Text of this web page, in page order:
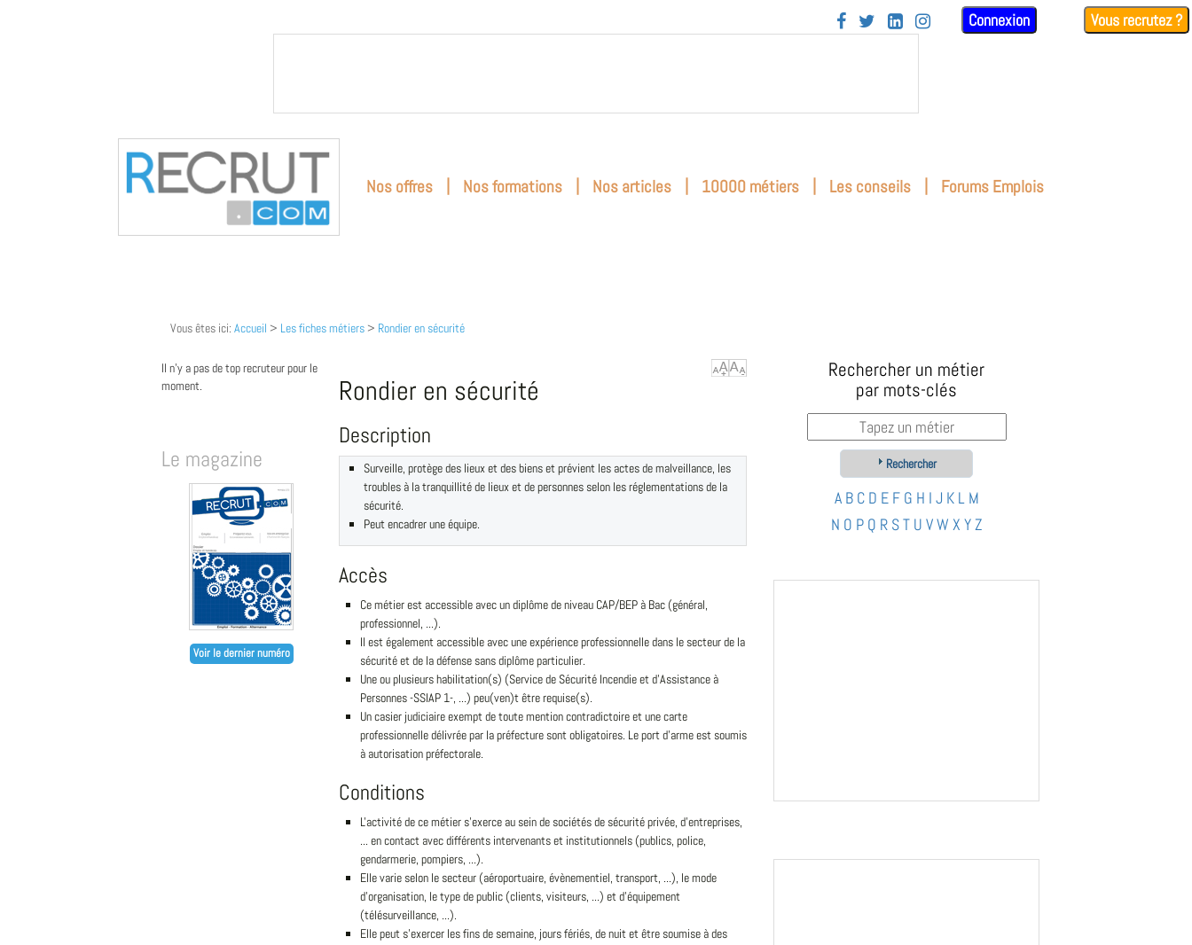
    Connexion Vous recrutez ?
Nos offres | Nos formations | Nos articles | 10000 métiers | Les conseils | Forums Emplois
Vous êtes ici: Accueil > Les fiches métiers > Rondier en sécurité
Il n'y a pas de top recruteur pour le
moment.
Le magazine
Voir le dernier numéro
Rondier en sécurité
Description
Surveille, protège des lieux et des biens et prévient les actes de malveillance, les
troubles à la tranquillité de lieux et de personnes selon les réglementations de la
sécurité.
Peut encadrer une équipe.
Accès
Ce métier est accessible avec un diplôme de niveau CAP/BEP à Bac (général,
professionnel, ...).
Il est également accessible avec une expérience professionnelle dans le secteur de la
sécurité et de la défense sans diplôme particulier.
Une ou plusieurs habilitation(s) (Service de Sécurité Incendie et d'Assistance à
Personnes -SSIAP 1-, ...) peu(ven)t être requise(s).
Un casier judiciaire exempt de toute mention contradictoire et une carte
professionnelle délivrée par la préfecture sont obligatoires. Le port d'arme est soumis
à autorisation préfectorale.
Conditions
L'activité de ce métier s'exerce au sein de sociétés de sécurité privée, d'entreprises,
... en contact avec différents intervenants et institutionnels (publics, police,
gendarmerie, pompiers, ...).
Elle varie selon le secteur (aéroportuaire, évènementiel, transport, ...), le mode
d'organisation, le type de public (clients, visiteurs, ...) et d'équipement
(télésurveillance, ...).
Elle peut s'exercer les fins de semaine, jours fériés, de nuit et être soumise à des
Rechercher un métier
par mots-clés
Rechercher
A B C D E F G H I J K L M
N O P Q R ST U VW X YZ